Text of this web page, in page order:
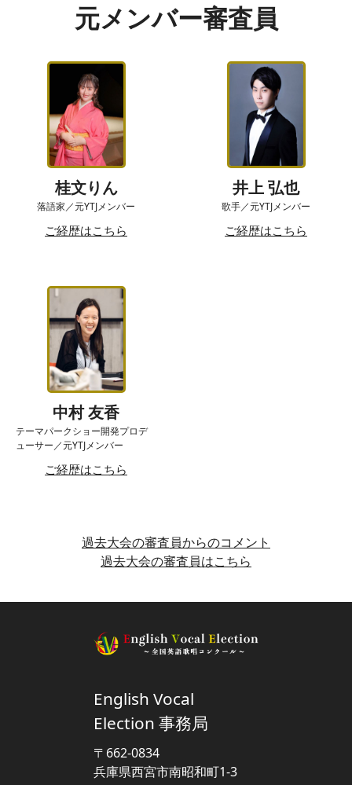
元メンバー審査員
桂文りん
落語家／元YTJメンバー
ご経歴はこちら
井上 弘也
歌手／元YTJメンバー
ご経歴はこちら
中村 友香
テーマパークショー開発プロデ
ューサー／元YTJメンバー
ご経歴はこちら
過去大会の審査員からのコメント
過去大会の審査員はこちら
English Vocal
Election 事務局
〒662-0834
兵庫県西宮市南昭和町1-3